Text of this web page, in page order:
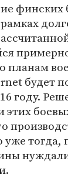
финских
планам
будет
году.
этих
уже